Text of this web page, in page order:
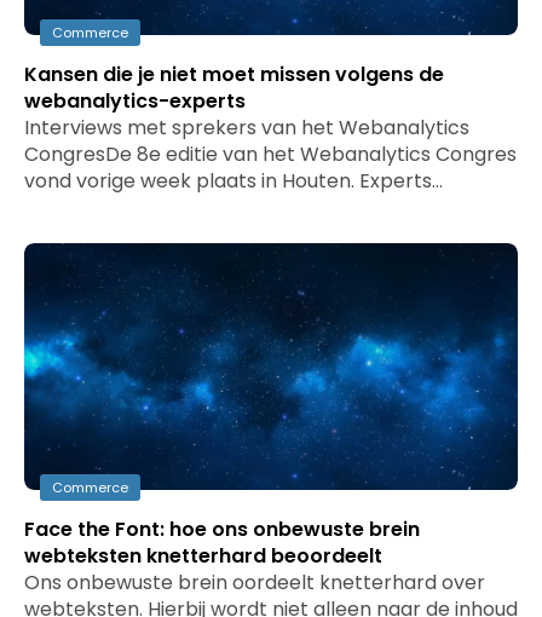
Commerce
Kansen die je niet moet missen volgens de
webanalytics-experts
Interviews met sprekers van het Webanalytics
CongresDe 8e editie van het Webanalytics Congres
vond vorige week plaats in Houten. Experts…
Commerce
Face the Font: hoe ons onbewuste brein
webteksten knetterhard beoordeelt
Ons onbewuste brein oordeelt knetterhard over
webteksten. Hierbij wordt niet alleen naar de inhoud